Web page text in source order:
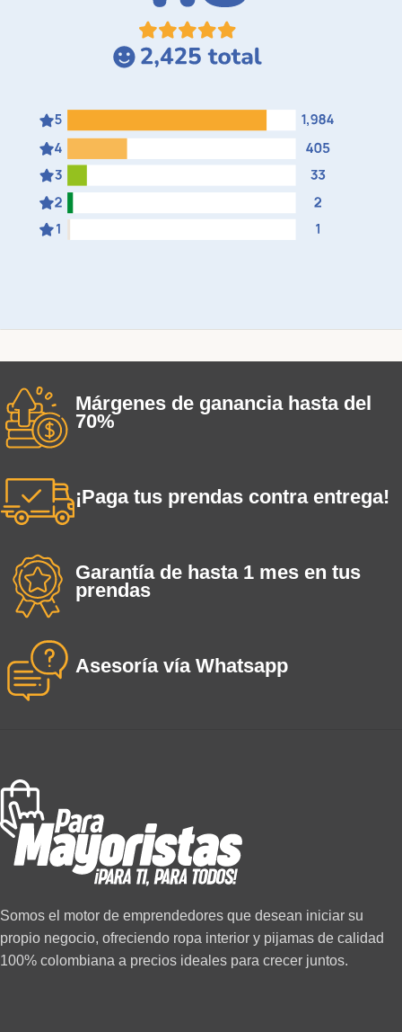
Márgenes de ganancia hasta del
70%
¡Paga tus prendas contra entrega!
Garantía de hasta 1 mes en tus
prendas
Asesoría vía Whatsapp
Somos el motor de emprendedores que desean iniciar su
propio negocio, ofreciendo ropa interior y pijamas de calidad
100% colombiana a precios ideales para crecer juntos.